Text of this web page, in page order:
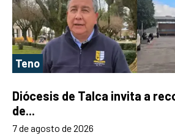
Teno
Diócesis de Talca invita a
de...
7 de agosto de 2026